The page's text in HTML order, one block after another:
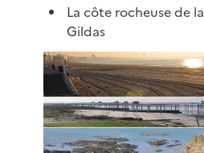
La côte rocheuse de
Gildas